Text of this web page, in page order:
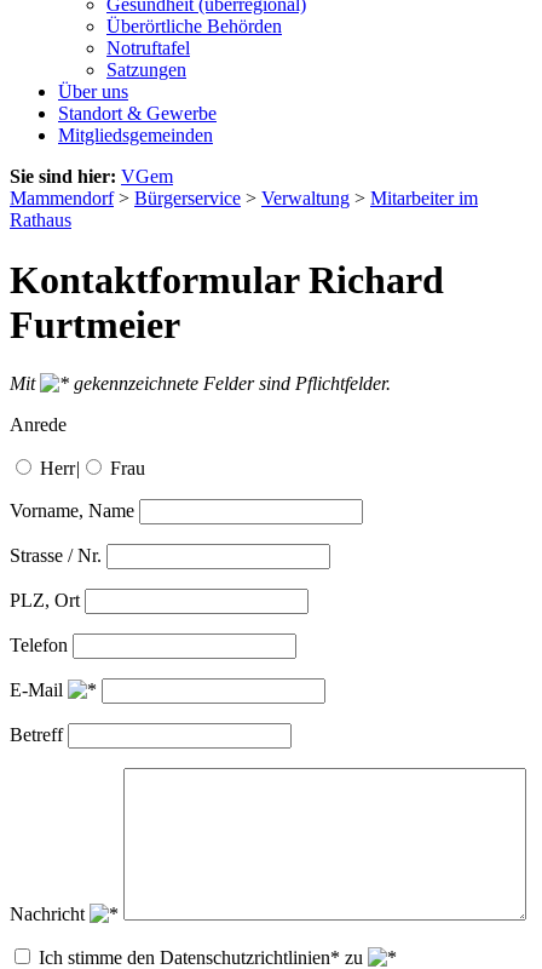
Gesundheit (überregional)
Überörtliche Behörden
Notruftafel
Satzungen
Über uns
Standort & Gewerbe
Mitgliedsgemeinden
Sie sind hier: VGem
Mammendorf> Bürgerservice > Verwaltung > Mitarbeiter im
Rathaus
Kontaktformular Richard
Furtmeier
Mit
gekennzeichnete Felder sind Pflichtfelder.
Anrede
Herr| Frau
Vorname, Name
Strasse / Nr.
PLZ, Ort
Telefon
E-Mail
Betreff
Nachricht
Ich stimme den Datenschutzrichtlinien* zu